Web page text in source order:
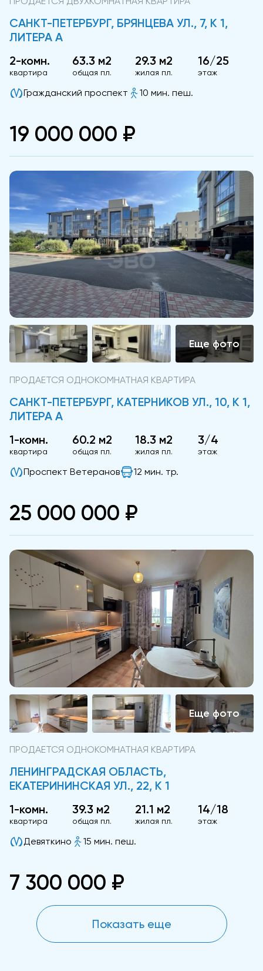
САНКТ-ПЕТЕРБУРГ, БРЯНЦЕВА УЛ., 7, К 1,
ЛИТЕРА А
2-комн.
квартира
63.3 м2
общая пл.
29.3 м2
жилая пл.
16/25
этаж
Гражданский проспект 10 мин. пеш.
19 000 000 ₽
ПРОДАЕТСЯ ОДНОКОМНАТНАЯ КВАРТИРА
САНКТ-ПЕТЕРБУРГ, КАТЕРНИКОВ УЛ., 10, К 1,
ЛИТЕРА А
1-комн.
квартира
60.2 м2
общая пл.
18.3 м2
жилая пл.
3/4
этаж
Проспект Ветеранов 12 мин. тр.
25 000 000 ₽
ПРОДАЕТСЯ ОДНОКОМНАТНАЯ КВАРТИРА
ЛЕНИНГРАДСКАЯ ОБЛАСТЬ,
ЕКАТЕРИНИНСКАЯ УЛ., 22, К 1
1-комн.
квартира
39.3 м2
общая пл.
21.1 м2
жилая пл.
14/18
этаж
Девяткино 15 мин. пеш.
7 300 000 ₽
Показать еще